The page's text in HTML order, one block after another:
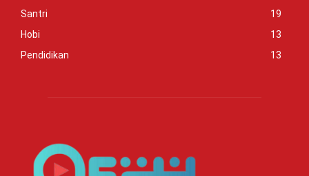
Santri
19
Hobi
13
Pendidikan
13